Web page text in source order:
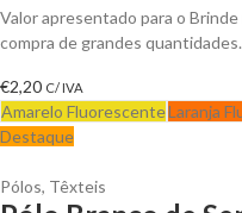
Valor apresentado para o
compra de grandes quantidades.
€2,20 C/ IVA
Amarelo FluorescenteLaranja
Destaque
Pólos, Têxteis